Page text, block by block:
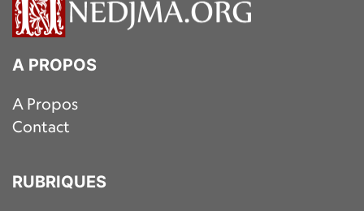
A PROPOS
A Propos
Contact
RUBRIQUES